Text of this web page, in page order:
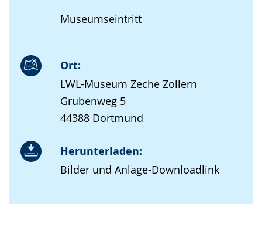
Museumseintritt
Ort:
LWL-Museum Zeche Zollern
Grubenweg 5
44388 Dortmund
Herunterladen:
Bilder und Anlage-Downloadlink